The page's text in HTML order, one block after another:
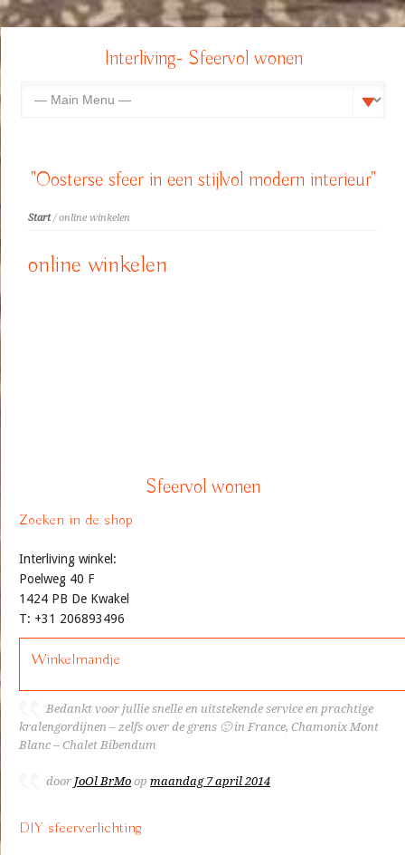
Interliving- Sfeervol wonen
"Oosterse sfeer in een stijlvol modern interieur"
Start/ online winkelen
online winkelen
Sfeervol wonen
Zoeken in de shop
Interliving winkel:
Poelweg 40 F
1424 PB De Kwakel
T: +31 206893496
Winkelmandje
Bedankt voor jullie snelle en uitstekende service en prachtige
kralengordijnen – zelfs over de grens 🙂 in France, Chamonix Mont
Blanc – Chalet Bibendum
door JoOl BrMo op maandag 7 april 2014
DIY sfeerverlichting